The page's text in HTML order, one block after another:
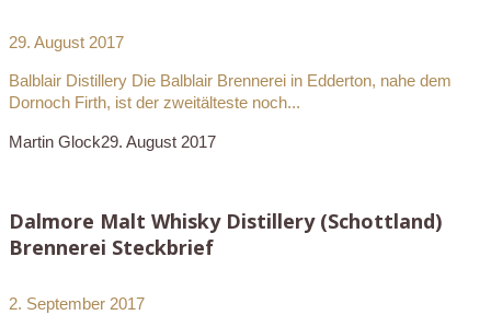
29. August 2017
Balblair Distillery Die Balblair Brennerei in Edderton, nahe dem
Dornoch Firth, ist der zweitälteste noch...
Martin Glock29. August 2017
Dalmore Malt Whisky Distillery (Schottland)
Brennerei Steckbrief
2. September 2017